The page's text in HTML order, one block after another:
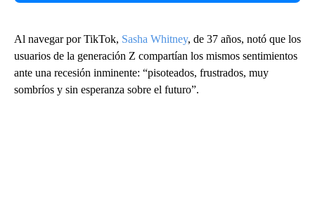
Al navegar por TikTok, Sasha Whitney, de 37 años, notó que los
usuarios de la generación Z compartían los mismos sentimientos
ante una recesión inminente: “pisoteados, frustrados, muy
sombríos y sin esperanza sobre el futuro”.